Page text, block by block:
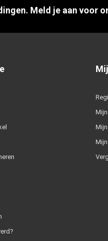
Meld je aan voor